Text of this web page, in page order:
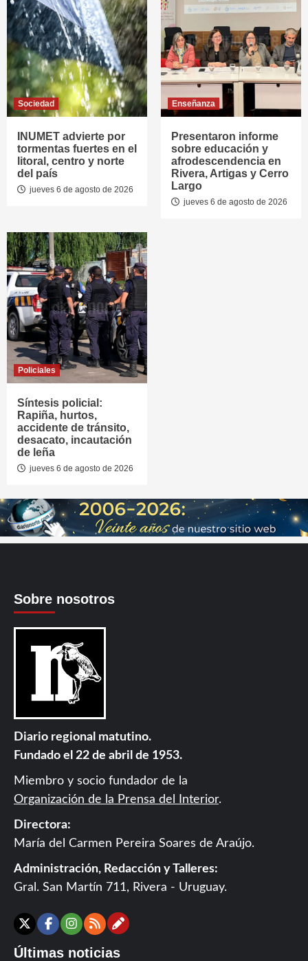
Sociedad
INUMET advierte por
tormentas fuertes en el
litoral, centro y norte
del país
jueves 6 de agosto de 2026
Enseñanza
Presentaron informe
sobre educación y
afrodescendencia en
Rivera, Artigas y Cerro
Largo
jueves 6 de agosto de 2026
Policiales
Síntesis policial:
Rapiña, hurtos,
accidente de tránsito,
desacato, incautación
de leña
jueves 6 de agosto de 2026
Sobre nosotros
Diario regional matutino.
Fundado el 22 de abril de 1953.
Miembro y socio fundador de la
Organización de la Prensa del Interior.
Directora:
María del Carmen Pereira Soares de Araújo.
Administración, Redacción y Talleres:
Gral. San Martín 711, Rivera - Uruguay.
X Facebook
Instagram
RSSContáctanos
Últimas noticias